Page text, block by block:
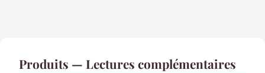
Produits — Lectures complémentaires